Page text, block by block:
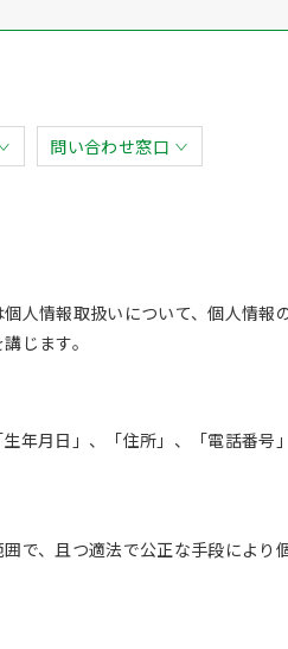
問い合わせ窓口
人情報取扱いについて、個人情
じます。
月日」、「住所」、「電話番号
で、且つ適法で公正な手段によ